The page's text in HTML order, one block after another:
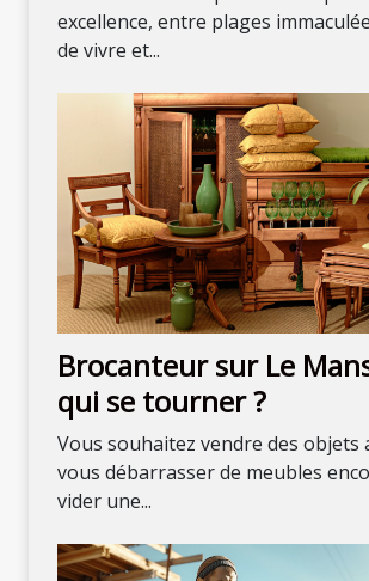
excellence, entre plages
de vivre et...
Brocanteur sur Le
qui se tourner ?
Vous souhaitez vendre des objets
vous débarrasser de meubles
vider une...